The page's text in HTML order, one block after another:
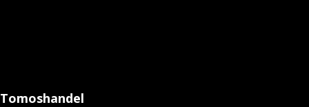
Tomoshandel